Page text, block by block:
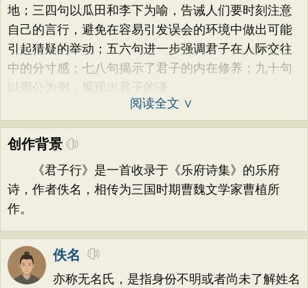
地；三四句以瓜田和李下为喻，告诫人们要时刻注意
自己的言行，避免在容易引发误会的环境中做出可能
引起猜疑的举动；五六句进一步强调君子在人际交往
中的分寸感；七八句揭示了君子的内在修养；九十句
以周公为例，展现出君子的谦
阅读全文 ∨
创作背景
《君子行》是一首收录于《乐府诗集》的乐府
诗，作者佚名，相传为三国时期曹魏文学家曹植所
作。
佚名
亦称无名氏，是指身份不明或者尚未了解姓名